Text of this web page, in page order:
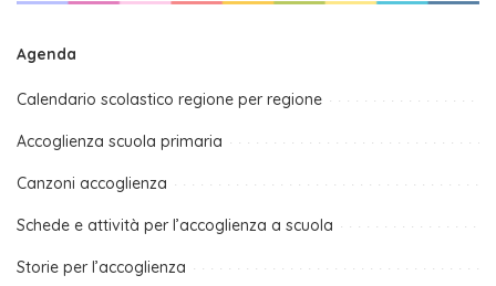
Agenda
Calendario scolastico regione per regione
Accoglienza scuola primaria
Canzoni accoglienza
Schede e attività per l’accoglienza a scuola
Storie per l’accoglienza